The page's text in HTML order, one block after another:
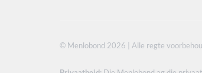
© Menlobond 2026 | Alle regte